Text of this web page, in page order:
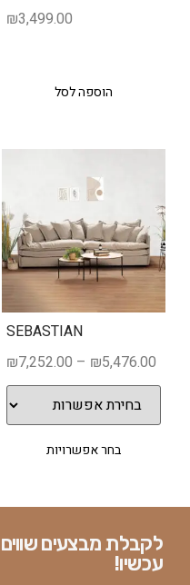
₪3,499.00
הוספה לסל
SEBASTIAN
₪5,476.00
–
₪7,252.00
בחר אפשרויות
לקבלת מבצעים שווים
עכשיו!